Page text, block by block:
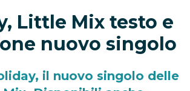
Little Mix testo e
nuovo singolo
il nuovo singolo delle